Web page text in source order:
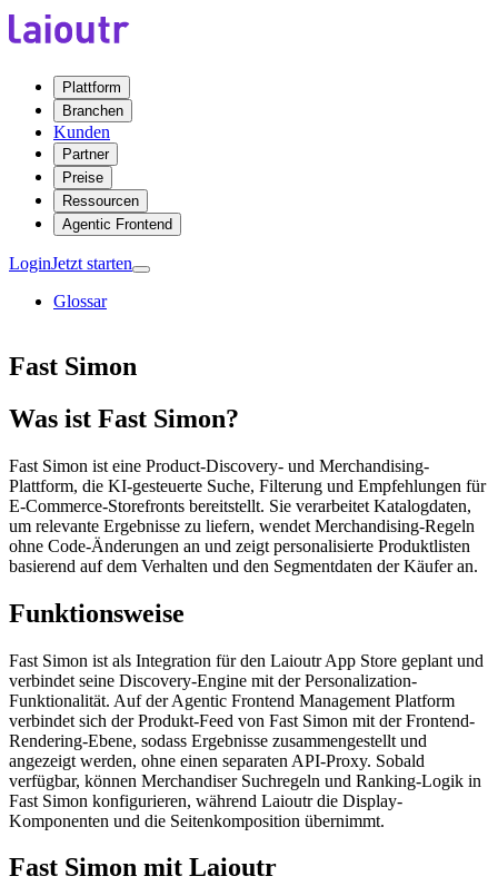
Plattform
Branchen
Kunden
Partner
Preise
Ressourcen
Agentic Frontend
LoginJetzt starten
Glossar
Fast Simon
Was ist Fast Simon?
Fast Simon ist eine Product-Discovery- und Merchandising-
Plattform, die KI-gesteuerte Suche, Filterung und Empfehlungen für
E-Commerce-Storefronts bereitstellt. Sie verarbeitet Katalogdaten,
um relevante Ergebnisse zu liefern, wendet Merchandising-Regeln
ohne Code-Änderungen an und zeigt personalisierte Produktlisten
basierend auf dem Verhalten und den Segmentdaten der Käufer an.
Funktionsweise
Fast Simon ist als Integration für den Laioutr App Store geplant und
verbindet seine Discovery-Engine mit der Personalization-
Funktionalität. Auf der Agentic Frontend Management Platform
verbindet sich der Produkt-Feed von Fast Simon mit der Frontend-
Rendering-Ebene, sodass Ergebnisse zusammengestellt und
angezeigt werden, ohne einen separaten API-Proxy. Sobald
verfügbar, können Merchandiser Suchregeln und Ranking-Logik in
Fast Simon konfigurieren, während Laioutr die Display-
Komponenten und die Seitenkomposition übernimmt.
Fast Simon mit Laioutr